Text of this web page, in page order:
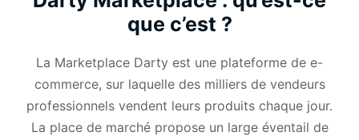
que c’est ?
La Marketplace Darty est une plateforme de e-
commerce, sur laquelle des milliers de vendeurs
professionnels vendent leurs produits chaque jour.
La place de marché propose un large éventail de